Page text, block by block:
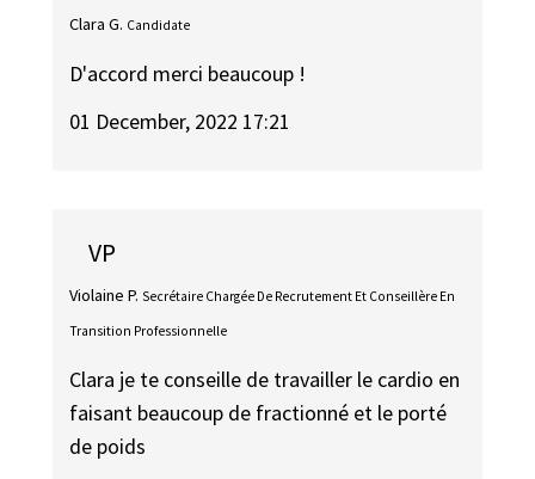
Clara G. Candidate
D'accord merci beaucoup !
01 December, 2022 17:21
VP
Violaine P. Secrétaire Chargée De Recrutement Et Conseillère En
Transition Professionnelle
Clara je te conseille de travailler le cardio en
faisant beaucoup de fractionné et le porté
de poids